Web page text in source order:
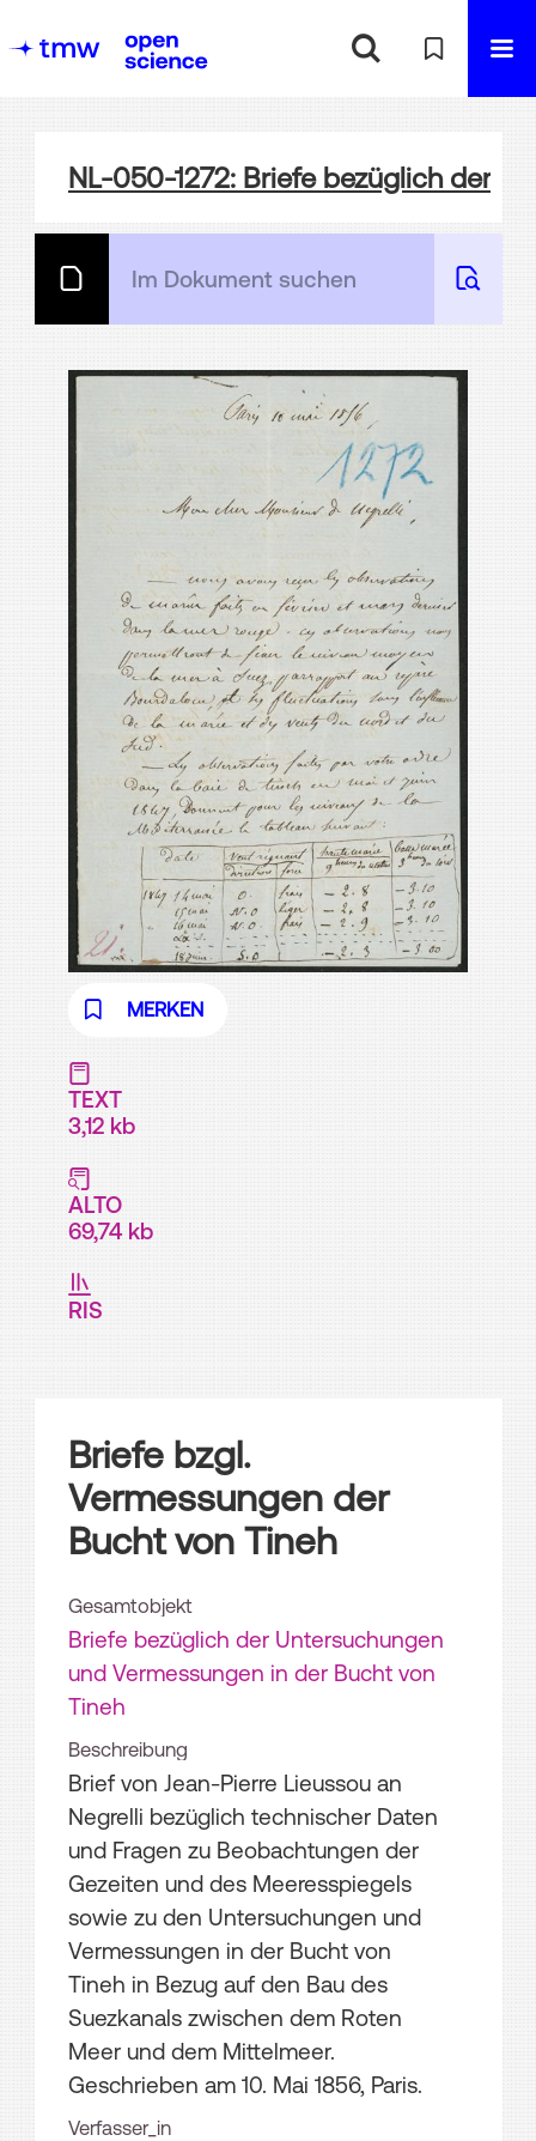
NL-050-1272: Briefe bezüglich der
MERKEN
TEXT
3,12 kb
ALTO
69,74 kb
RIS
Briefe bzgl.
Vermessungen der
Bucht von Tineh
Gesamtobjekt
Briefe bezüglich der Untersuchungen
und Vermessungen in der Bucht von
Tineh
Beschreibung
Brief von Jean-Pierre Lieussou an
Negrelli bezüglich technischer Daten
und Fragen zu Beobachtungen der
Gezeiten und des Meeresspiegels
sowie zu den Untersuchungen und
Vermessungen in der Bucht von
Tineh in Bezug auf den Bau des
Suezkanals zwischen dem Roten
Meer und dem Mittelmeer.
Geschrieben am 10. Mai 1856, Paris.
Verfasser_in